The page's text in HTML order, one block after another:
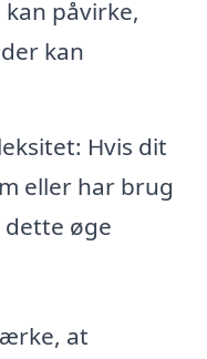
påvirke,
kan
Hvis dit
eller har brug
øge
at